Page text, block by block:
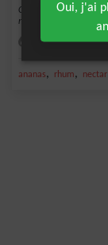
Cocktail fruité à base
muscade.
Facile
ananas, rhum,
Oui, j'ai